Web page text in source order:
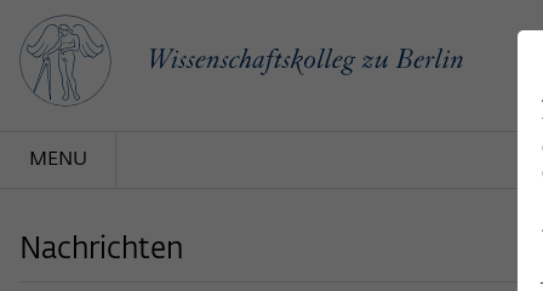
MENU
Nachrichten